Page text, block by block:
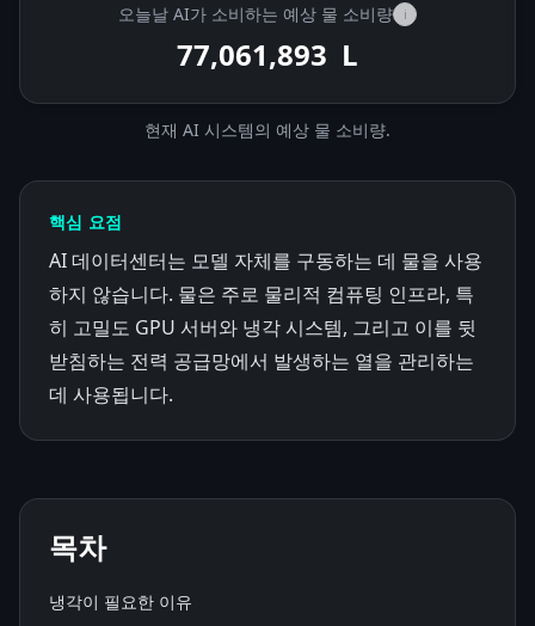
오늘날 AI가 소비하는 예상 물 소비량 i
77,062,591 L
현재 AI 시스템의 예상 물 소비량.
핵심 요점
AI 데이터센터는 모델 자체를 구동하는 데 물을 사용
하지 않습니다. 물은 주로 물리적 컴퓨팅 인프라, 특
히 고밀도 GPU 서버와 냉각 시스템, 그리고 이를 뒷
받침하는 전력 공급망에서 발생하는 열을 관리하는
데 사용됩니다.
목차
냉각이 필요한 이유